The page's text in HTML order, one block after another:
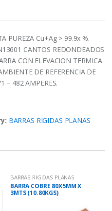
PUREZA Cu+Ag > 99.9x %.
CANTOS REDONDEADOS
CON ELEVACION TERMICA
DE REFERENCIA DE
– 482 AMPERES.
BARRAS RIGIDAS PLANAS
BARRAS RIGIDAS PLANAS
BARRA COBRE 80X5MM X
3MTS (10.80KGS)